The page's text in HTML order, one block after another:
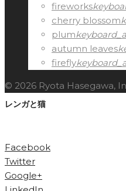
fireworks
cherry blossom
plum
autumn leaves
firefly
© 2026 Ryota Hasegawa,
レンガと猫
Facebook
Twitter
Google+